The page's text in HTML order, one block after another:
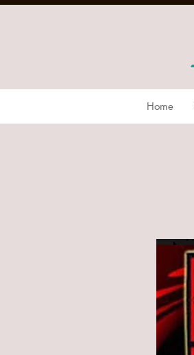
Home